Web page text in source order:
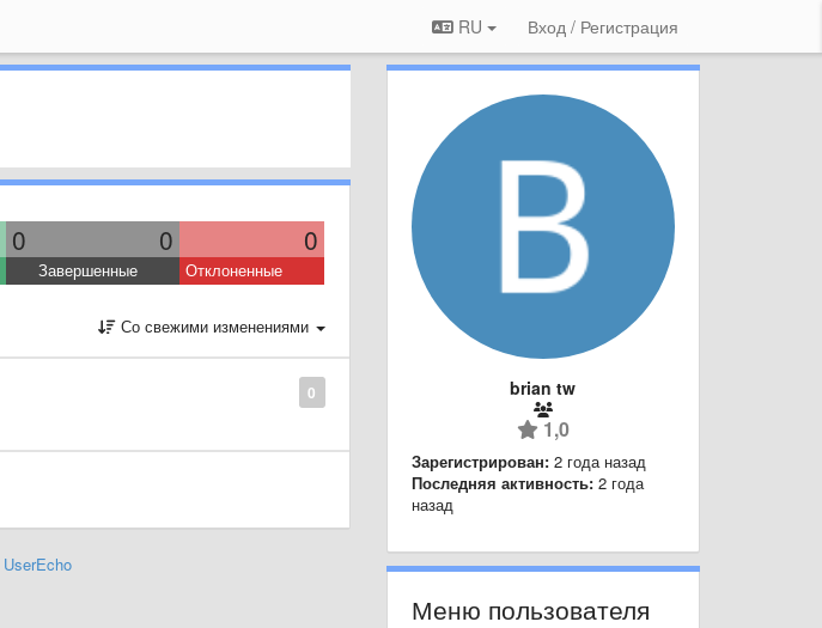
RU Вход / Регистрация
0 0 0
Завершенные Отклоненные
Со свежими изменениями
0
UserEcho
brian tw
1,0
Зарегистрирован: 2 года назад
Последняя активность: 2 года
назад
Меню пользователя